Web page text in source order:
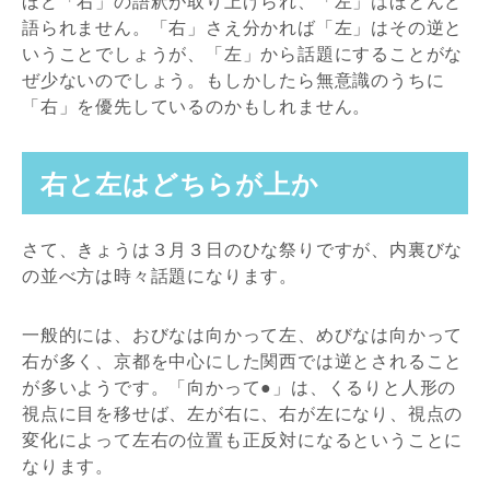
語られません。「右」さえ分かれば「左」はその逆と
いうことでしょうが、「左」から話題にすることがな
ぜ少ないのでしょう。もしかしたら無意識のうちに
「右」を優先しているのかもしれません。
右と左はどちらが上か
さて、きょうは３月３日のひな祭りですが、内裏びな
の並べ方は時々話題になります。
一般的には、おびなは向かって左、めびなは向かって
右が多く、京都を中心にした関西では逆とされること
が多いようです。「向かって●」は、くるりと人形の
視点に目を移せば、左が右に、右が左になり、視点の
変化によって左右の位置も正反対になるということに
なります。